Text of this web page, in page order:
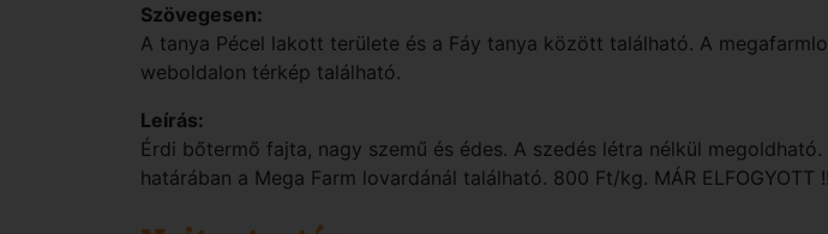
Szövegesen:
A tanya Pécel lakott területe és a Fáy tanya között található. A
weboldalon térkép található.
Leírás:
Érdi bőtermő fajta, nagy szemű és édes. A szedés létra nélkül megoldható.
határában a Mega Farm lovardánál található. 800 Ft/kg. MÁR ELFOGYOTT